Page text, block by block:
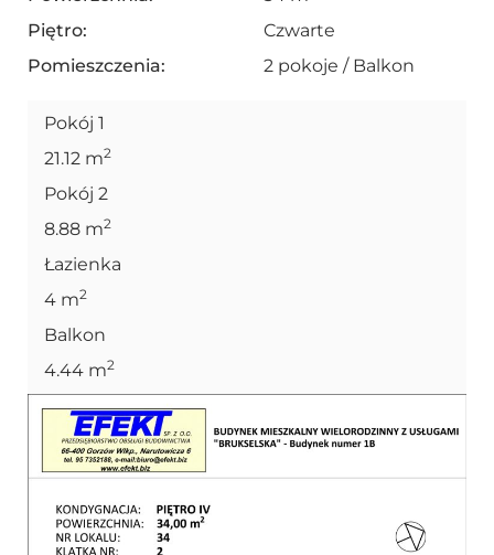
Piętro:
Czwarte
Pomieszczenia:
2 pokoje / Balkon
Pokój 1
21.12 m2
Pokój 2
8.88 m2
Łazienka
4 m2
Balkon
4.44 m2